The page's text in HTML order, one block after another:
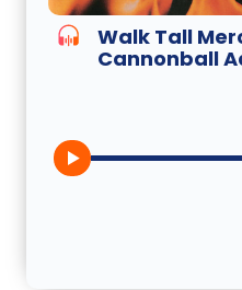
Walk Tall
Cannonball